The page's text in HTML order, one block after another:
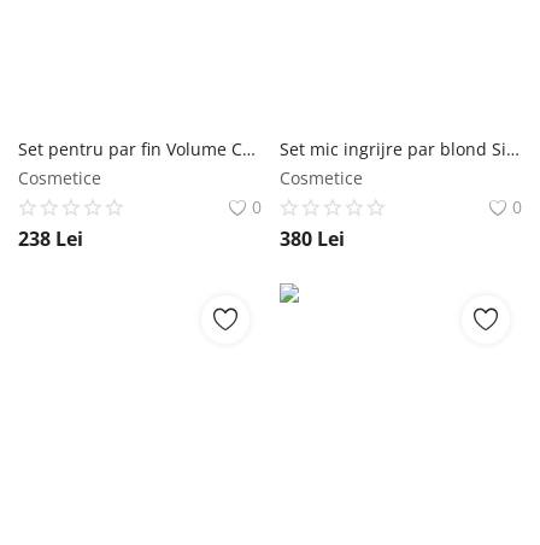
Set pentru par fin Volume Christmas 2025 Glynt (Sampon 250 ml, Balsam 200 ml) Glynt
Cosmetice
0
238 Lei
Set mic ingrijre par blond Simply Blond ( Sampon 250 ml + Masca 250 ml + Spray 125 ml + Ser 100 ml ) Shot
Cosmetice
0
380 Lei